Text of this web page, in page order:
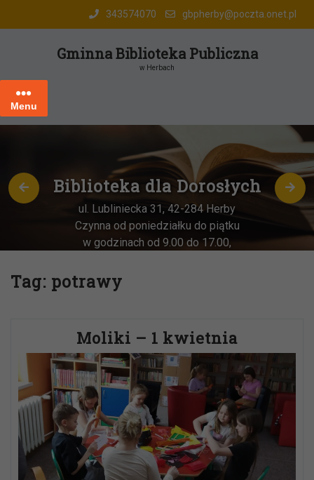
343574070 gbpherby@poczta.onet.pl
Gminna Biblioteka Publiczna
w Herbach
Menu
Biblioteka dla Dorosłych
ul. Lubliniecka 31, 42-284 Herby
Czynna od poniedziałku do piątku
w godzinach od 9.00 do 17.00,
w godz. 9:00-13:00
Tag: potrawy
Moliki – 1 kwietnia